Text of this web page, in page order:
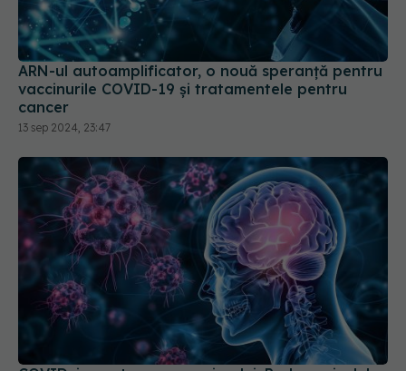
ARN-ul autoamplificator, o nouă speranță pentru
vaccinurile COVID-19 și tratamentele pentru
cancer
13 sep 2024, 23:47
COVID, impact asupra creierului. Reduce nivelul
de cortizol
21 aug 2024, 12:59